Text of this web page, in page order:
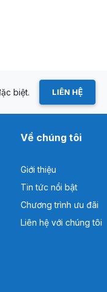
biệt. LIÊN HỆ
Về chúng tôi
Giới thiệu
Tin tức nổi bật
Chương trình ưu đãi
Liên hệ với chúng tôi